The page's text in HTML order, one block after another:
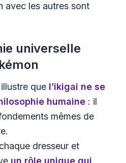
avec les autres sont
universelle
que l’ikigai ne se
humaine : il
mêmes de
dresseur et
un rôle unique qui